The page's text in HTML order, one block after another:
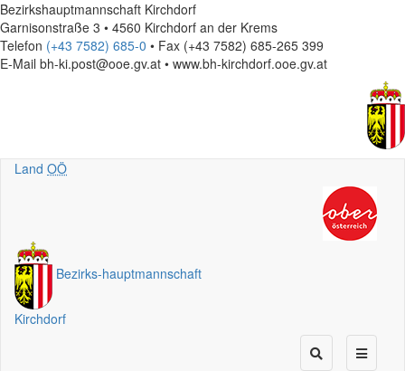
Bezirkshauptmannschaft Kirchdorf
Garnisonstraße 3 • 4560 Kirchdorf an der Krems
Telefon (+43 7582) 685-0 • Fax (+43 7582) 685-265 399
E-Mail bh-ki.post@ooe.gv.at • www.bh-kirchdorf.ooe.gv.at
Land OÖ
Bezirks-hauptmannschaft
Kirchdorf